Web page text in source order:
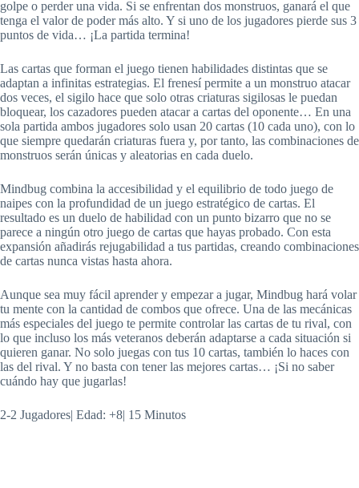
golpe o perder una vida. Si se enfrentan dos monstruos, ganará el que
tenga el valor de poder más alto. Y si uno de los jugadores pierde sus 3
puntos de vida… ¡La partida termina!
Las cartas que forman el juego tienen habilidades distintas que se
adaptan a infinitas estrategias. El frenesí permite a un monstruo atacar
dos veces, el sigilo hace que solo otras criaturas sigilosas le puedan
bloquear, los cazadores pueden atacar a cartas del oponente… En una
sola partida ambos jugadores solo usan 20 cartas (10 cada uno), con lo
que siempre quedarán criaturas fuera y, por tanto, las combinaciones de
monstruos serán únicas y aleatorias en cada duelo.
Mindbug combina la accesibilidad y el equilibrio de todo juego de
naipes con la profundidad de un juego estratégico de cartas. El
resultado es un duelo de habilidad con un punto bizarro que no se
parece a ningún otro juego de cartas que hayas probado. Con esta
expansión añadirás rejugabilidad a tus partidas, creando combinaciones
de cartas nunca vistas hasta ahora.
Aunque sea muy fácil aprender y empezar a jugar, Mindbug hará volar
tu mente con la cantidad de combos que ofrece. Una de las mecánicas
más especiales del juego te permite controlar las cartas de tu rival, con
lo que incluso los más veteranos deberán adaptarse a cada situación si
quieren ganar. No solo juegas con tus 10 cartas, también lo haces con
las del rival. Y no basta con tener las mejores cartas… ¡Si no saber
cuándo hay que jugarlas!
2-2 Jugadores| Edad: +8| 15 Minutos